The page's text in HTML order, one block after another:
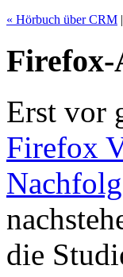
« Hörbuch über CRM |
Firefox-
Erst vor
Firefox
die